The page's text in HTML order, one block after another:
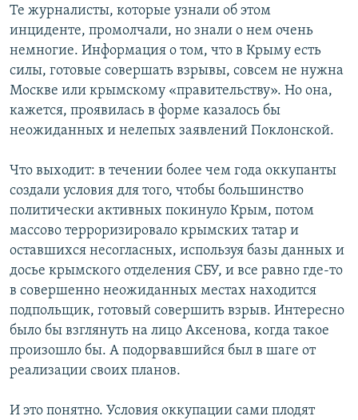
Те журналисты, которые узнали об этом
инциденте, промолчали, но знали о нем очень
немногие. Информация о том, что в Крыму есть
силы, готовые совершать взрывы, совсем не нужна
Москве или крымскому «правительству». Но она,
кажется, проявилась в форме казалось бы
неожиданных и нелепых заявлений Поклонской.
Что выходит: в течении более чем года оккупанты
создали условия для того, чтобы большинство
политически активных покинуло Крым, потом
массово терроризировало крымских татар и
оставшихся несогласных, используя базы данных и
досье крымского отделения СБУ, и все равно где-то
в совершенно неожиданных местах находится
подпольщик, готовый совершить взрыв. Интересно
было бы взглянуть на лицо Аксенова, когда такое
произошло бы. А подорвавшийся был в шаге от
реализации своих планов.
И это понятно. Условия оккупации сами плодят